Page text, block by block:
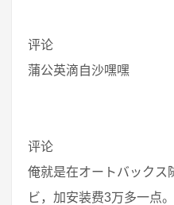
评论
蒲公英滴自沙嘿嘿
评论
俺就是在オートバックス
ビ，加安装费3万多一点。